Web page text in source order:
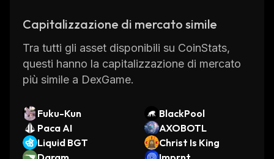
tournaments and leaderboards. Developers
can monetize their creations by setting up
paywalls or offering in-game purchases.
Overall, DexGame is an innovative gaming
environment for gamers around the world.
With its decentralized nature, users can
access their favorite games from anywhere in
Capitalizzazione di mercato simile
Tra tutti gli asset disponibili su CoinStats,
questi hanno la capitalizzazione di mercato
più simile a DexGame.
Fuku-Kun
BlackPool
Paca AI
AXOBOTL
Liquid BGT
Christ Is King